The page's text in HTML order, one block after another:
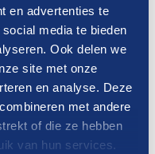
en advertenties te
media te bieden
Ook delen we
site met onze
en analyse. Deze
met andere
of die ze hebben
van hun services.